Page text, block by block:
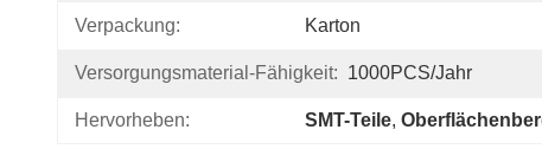
Verpackung: Karton
Versorgungsmaterial-Fähigkeit: 1000PCS/Jahr
Hervorheben: SMT-Teile,